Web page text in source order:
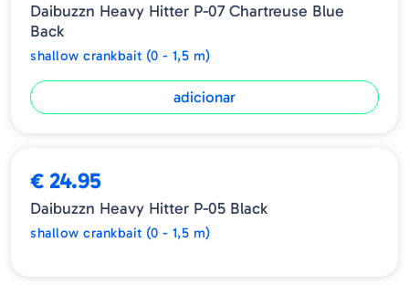
Daibuzzn Heavy Hitter P-07 Chartreuse Blue
Back
shallow crankbait (0 - 1,5 m)
adicionar
€ 24.95
Daibuzzn Heavy Hitter P-05 Black
shallow crankbait (0 - 1,5 m)